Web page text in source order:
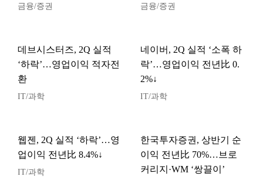
금융/증권 금융/증권
데브시스터즈, 2Q 실적
‘하락’…영업이익 적자전
환
IT/과학
네이버, 2Q 실적 ‘소폭 하
락’…영업이익 전년比 0.
2%↓
IT/과학
웹젠, 2Q 실적 ‘하락’…영
업이익 전년比 8.4%↓
IT/과학
한국투자증권, 상반기 순
이익 전년比 70%…브로
커리지·WM ‘쌍끌이’